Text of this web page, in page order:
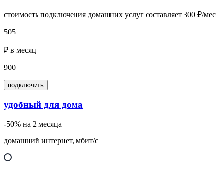
стоимость подключения домашних услуг составляет 300 ₽/мес
505
₽ в месяц
900
подключить
удобный для дома
-50% на 2 месяца
домашний интернет, мбит/с